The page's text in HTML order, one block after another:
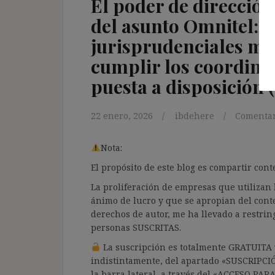
El poder de
del asunto Omnitel:
jurisprudenciales
cumplir los
puesta a disposición
22 enero, 2026 ibdehere
Nota:
El propósito de este blog es compartir
La proliferación de empresas que
ánimo de lucro y que se apropian del
derechos de autor, me ha llevado a
personas SUSCRITAS.
La suscripción es totalmente
indistintamente, del apartado